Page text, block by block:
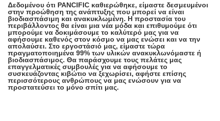
Δεδομένου ότι PANCIFIC καθιερώθηκε, είμαστε δεσμευμένοι
στην προώθηση της ανάπτυξης που μπορεί να είναι
βιοδιασπάσιμη και ανακυκλωμένη. Η προστασία του
περιβάλλοντος θα είναι μια νέα μόδα και επιθυμούμε ότι
μπορούμε να δοκιμάσουμε το καλύτερό μας για να
αφήσουμε καθενός στον κόσμο να μας ενώσει και να την
απολαύσει. Στο εργοστάσιό μας, είμαστε τώρα
πραγματοποιημένα 99% των υλικών ανακυκλωνόμαστε ή
βιοδιασπάσιμος. Θα παράσχουμε τους πελάτες μας
επαγγελματικές συμβουλές για να αφήσουμε το
συσκευάζοντας κιβώτιο να ξεχωρίσει, αφήστε επίσης
περισσότερους ανθρώπους να μας ενώσουν για να
προστατεύσει το μόνο σπίτι μας.